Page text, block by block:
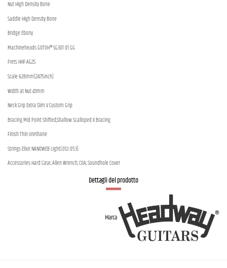
Nut High Density Bone
Saddle High Density Bone
Bridge Ebony
Machineheads GOTOH® SG301 01 GG
Frets HHF-AG2S
Scale 628mm(24.75inch)
Width at Nut 43mm
Neck Grip Extra Slim V Custom Grip
Bracing Mid Point Shifted,Shallow Scalloped X Bracing
Finish Thin Urethane
Strings Elixir NANOWEB Light(.012-.053)
Accessories Hard Case, Allen Wrench, COA, Soundhole Cover
Dettagli del prodotto
Marca